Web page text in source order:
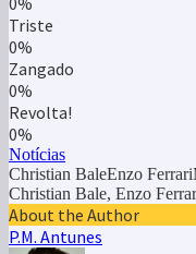
Triste
0%
Zangado
0%
Revolta!
0%
Notícias
Christian BaleEnzo
Christian Bale, Enzo
About the Author
P.M. Antunes